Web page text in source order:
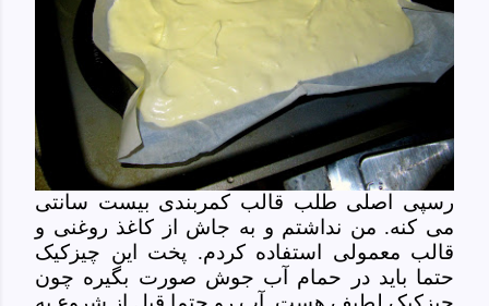
رسپی اصلی طلب قالب کمربندی بیست سانتی
می کنه. من نداشتم و به جاش از کاغذ روغنی و
قالب معمولی استفاده کردم. پخت این چیزکیک
حتما باید در حمام آب جوش صورت بگیره چون